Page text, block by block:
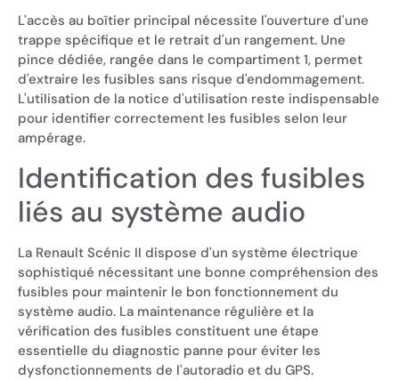
L'accès au boîtier principal nécessite l'ouverture d'une
trappe spécifique et le retrait d'un rangement. Une
pince dédiée, rangée dans le compartiment 1, permet
d'extraire les fusibles sans risque d'endommagement.
L'utilisation de la notice d'utilisation reste indispensable
pour identifier correctement les fusibles selon leur
ampérage.
Identification des fusibles
liés au système audio
La Renault Scénic II dispose d'un système électrique
sophistiqué nécessitant une bonne compréhension des
fusibles pour maintenir le bon fonctionnement du
système audio. La maintenance régulière et la
vérification des fusibles constituent une étape
essentielle du diagnostic panne pour éviter les
dysfonctionnements de l'autoradio et du GPS.